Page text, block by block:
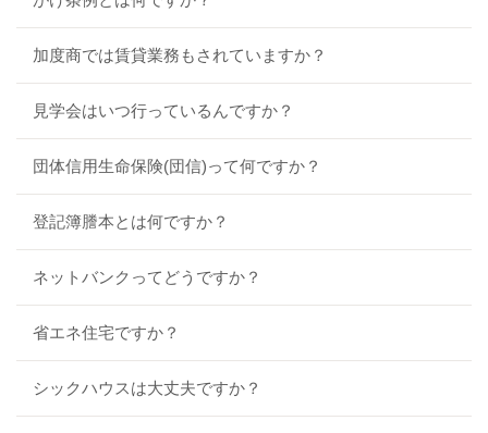
加度商では賃貸業務もされていますか？
見学会はいつ行っているんですか？
団体信用生命保険(団信)って何ですか？
登記簿謄本とは何ですか？
ネットバンクってどうですか？
省エネ住宅ですか？
シックハウスは大丈夫ですか？